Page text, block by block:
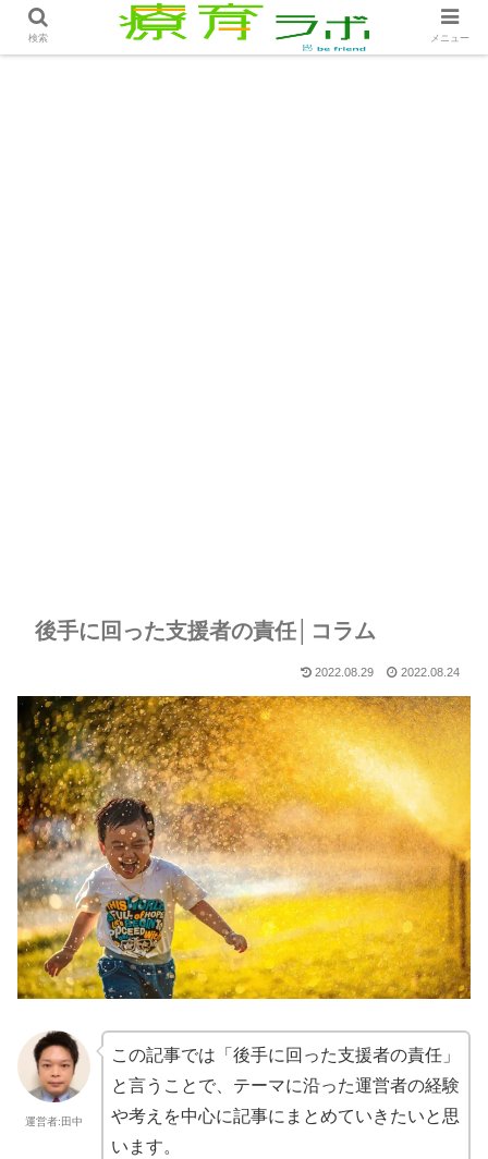
ホーム コラム 後手に回った支援者の責任│コラム
後手に回った支援者の責任│コラム
2022.08.29 2022.08.24
運営者:田中
この記事では「後手に回った支援者の責任」
と言うことで、テーマに沿った運営者の経験
や考えを中心に記事にまとめていきたいと思
います。
検索 メニュー